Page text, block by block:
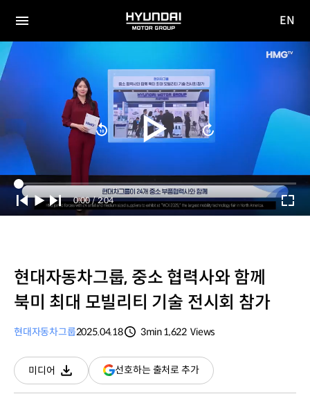
전체
HYUNDAI
MOTOR
사이
EN
Current
Time
0:00 / Duration
2:04
현대자동차그룹, 중소 협력사와 함께
북미 최대 모빌리티 기술 전시회 참가
현대자동차그룹2025.04.18
3min1,622 Views
미디어
다운로드
선호하는 출처로 추가(새
창